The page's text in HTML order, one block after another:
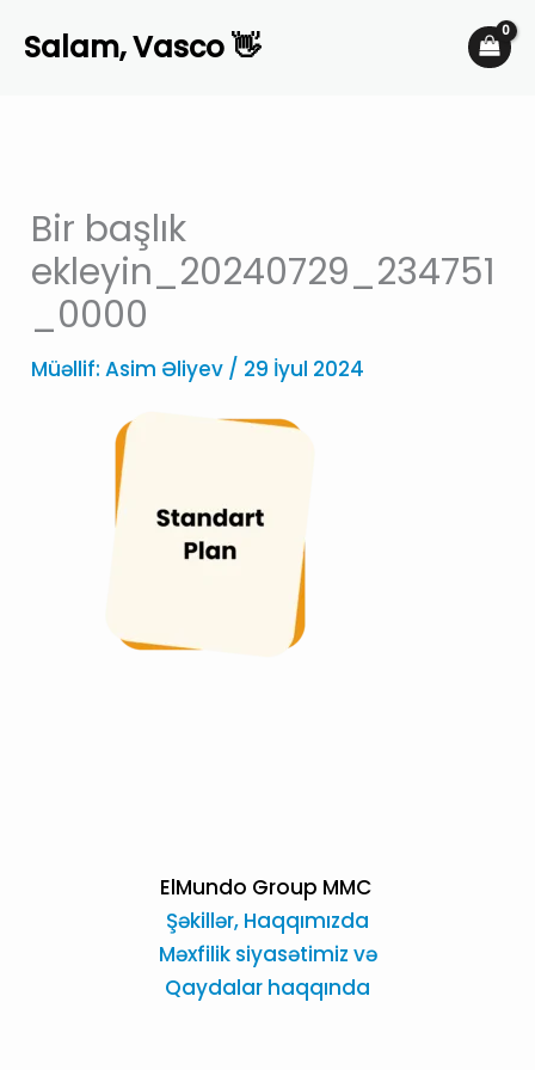
Salam, Vasco 👋
Bir başlık
ekleyin_20240729_234751
_0000
Müəllif:Asim Əliyev / 29 İyul 2024
ElMundo Group MMC
Şəkillər, Haqqımızda
Məxfilik siyasətimiz və
Qaydalar haqqında